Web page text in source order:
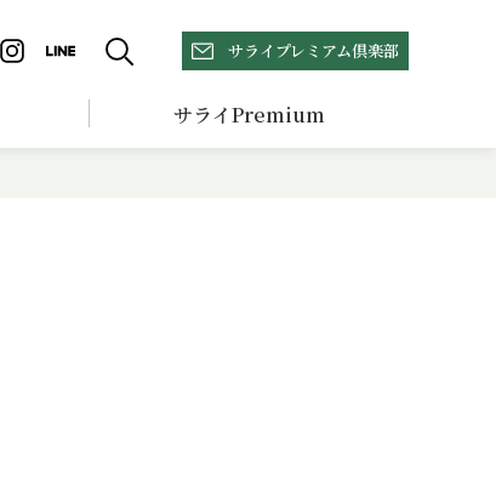
サライプレミアム倶楽部
サライPremium